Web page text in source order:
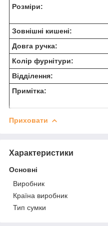
Розміри:
Зовнішні кишені:
Довга ручка:
Колір фурнітури:
Відділення:
Примітка:
Приховати
Характеристики
Основні
Виробник
Країна виробник
Тип сумки